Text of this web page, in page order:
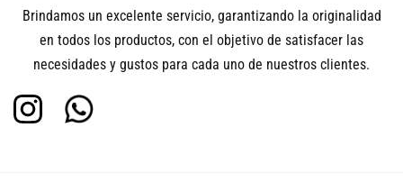
Brindamos un excelente servicio, garantizando la originalidad
en todos los productos, con el objetivo de satisfacer las
necesidades y gustos para cada uno de nuestros clientes.